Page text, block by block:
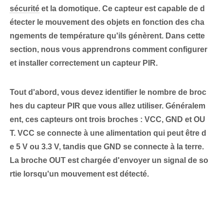
sécurité et la domotique. ⁤Ce capteur est‌ capable de d
étecter le mouvement des objets en fonction des cha
ngements de température qu'ils génèrent. Dans cette
section, nous vous apprendrons comment configurer
et installer correctement un capteur PIR.
Tout d'abord, vous devez identifier le nombre de broc
hes du capteur PIR que vous allez utiliser. Généralem
ent, ces capteurs ont trois⁤ broches : VCC, GND et OU
T. VCC se connecte à une alimentation⁤ qui peut être d
e 5 V ou 3.3 V, tandis que GND se connecte à la terre.
La broche OUT est chargée d'envoyer un signal de so
rtie lorsqu'un mouvement est détecté.